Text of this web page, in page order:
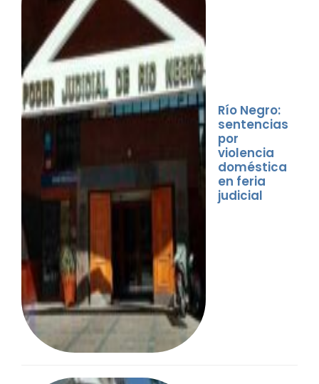
Río Negro:
sentencias
por
violencia
doméstica
en feria
judicial